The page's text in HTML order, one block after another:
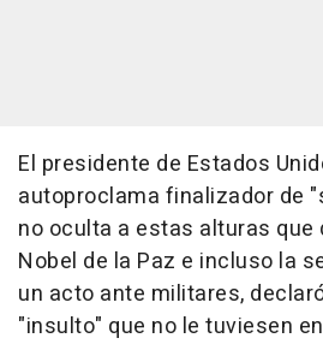
El presidente de Estados
autoproclama finalizador de
no oculta a estas alturas que
Nobel de la Paz e incluso la
un acto ante militares,
"insulto" que no le tuviesen